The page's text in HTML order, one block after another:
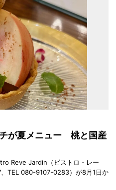
が夏メニュー 桃と国産
Reve Jardin（ビストロ・レー
TEL 080-9107-0283）が8月1日か